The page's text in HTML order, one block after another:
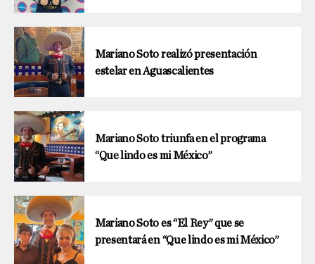
Mariano Soto realizó presentación
estelar en Aguascalientes
Mariano Soto triunfa en el programa
“Que lindo es mi México”
Mariano Soto es “El Rey” que se
presentará en “Que lindo es mi México”